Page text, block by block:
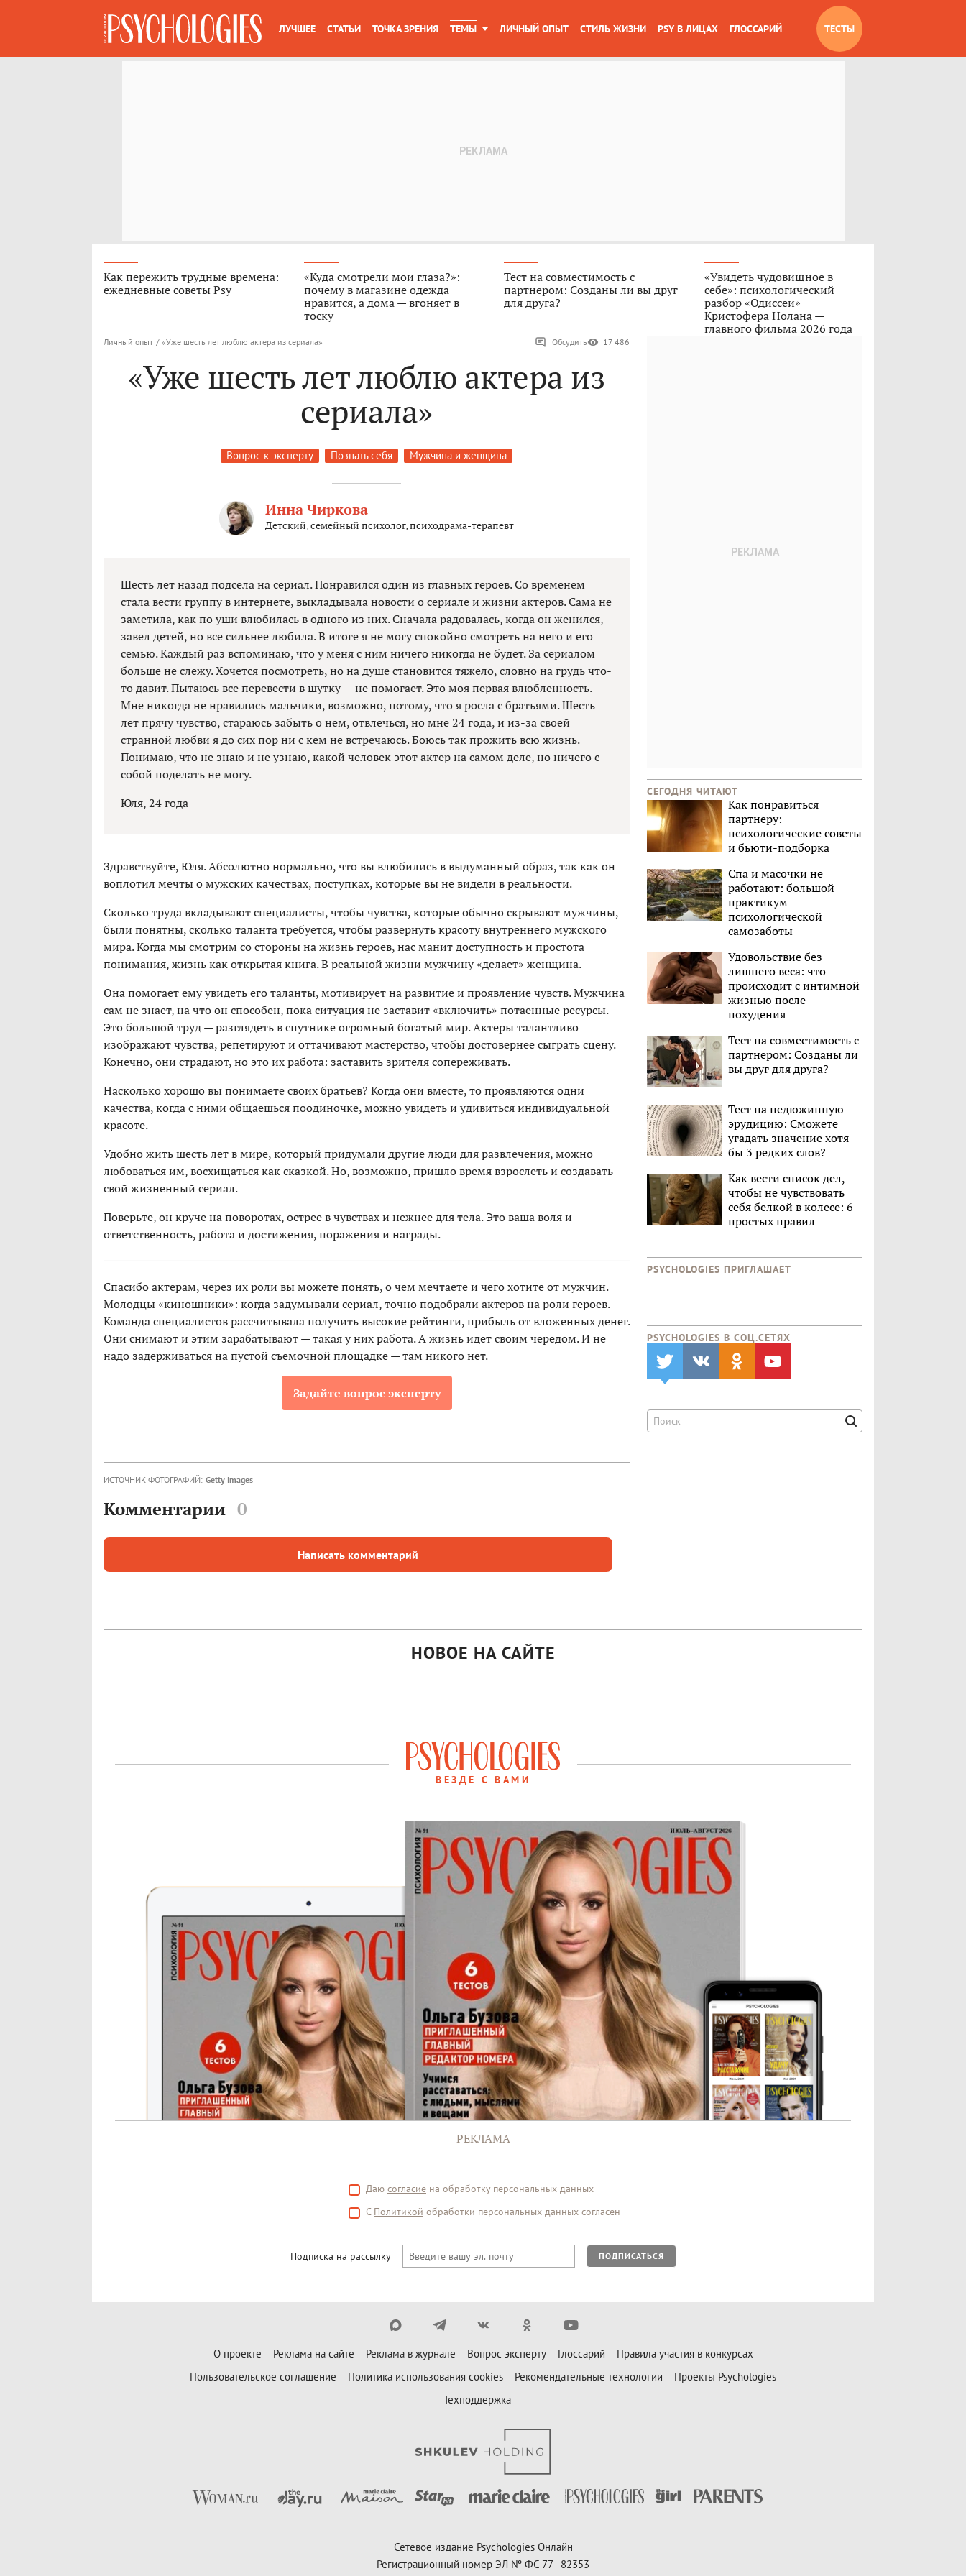
ЛУЧШЕЕ СТАТЬИ ТОЧКА ЗРЕНИЯ ТЕМЫ ЛИЧНЫЙ ОПЫТ СТИЛЬ ЖИЗНИ PSY В ЛИЦАХ ГЛОССАРИЙ ТЕСТЫ
Как пережить трудные времена:
ежедневные советы Psy
«Куда смотрели мои глаза?»:
почему в магазине одежда
нравится, а дома — вгоняет в
тоску
Тест на совместимость с
партнером: Созданы ли вы друг
для друга?
«Увидеть чудовищное в
себе»: психологический
разбор «Одиссеи»
Кристофера Нолана —
главного фильма 2026 года
Личный опыт / «Уже шесть лет люблю актера из сериала» Обсудить 17 486
«Уже шесть лет люблю актера из
сериала»
Вопрос к эксперту Познать себя Мужчина и женщина
Инна Чиркова
Детский, семейный психолог, психодрама-терапевт
Шесть лет назад подсела на сериал. Понравился один из главных героев. Со временем
стала вести группу в интернете, выкладывала новости о сериале и жизни актеров. Сама не
заметила, как по уши влюбилась в одного из них. Сначала радовалась, когда он женился,
завел детей, но все сильнее любила. В итоге я не могу спокойно смотреть на него и его
семью. Каждый раз вспоминаю, что у меня с ним ничего никогда не будет. За сериалом
больше не слежу. Хочется посмотреть, но на душе становится тяжело, словно на грудь что-
то давит. Пытаюсь все перевести в шутку — не помогает. Это моя первая влюбленность.
Мне никогда не нравились мальчики, возможно, потому, что я росла с братьями. Шесть
лет прячу чувство, стараюсь забыть о нем, отвлечься, но мне 24 года, и из-за своей
странной любви я до сих пор ни с кем не встречаюсь. Боюсь так прожить всю жизнь.
Понимаю, что не знаю и не узнаю, какой человек этот актер на самом деле, но ничего с
собой поделать не могу.
Юля, 24 года
Здравствуйте, Юля. Абсолютно нормально, что вы влюбились в выдуманный образ, так как он
воплотил мечты о мужских качествах, поступках, которые вы не видели в реальности.
Сколько труда вкладывают специалисты, чтобы чувства, которые обычно скрывают мужчины,
были понятны, сколько таланта требуется, чтобы развернуть красоту внутреннего мужского
мира. Когда мы смотрим со стороны на жизнь героев, нас манит доступность и простота
понимания, жизнь как открытая книга. В реальной жизни мужчину «делает» женщина.
Она помогает ему увидеть его таланты, мотивирует на развитие и проявление чувств. Мужчина
сам не знает, на что он способен, пока ситуация не заставит «включить» потаенные ресурсы.
Это большой труд — разглядеть в спутнике огромный богатый мир. Актеры талантливо
изображают чувства, репетируют и оттачивают мастерство, чтобы достовернее сыграть сцену.
Конечно, они страдают, но это их работа: заставить зрителя сопереживать.
Насколько хорошо вы понимаете своих братьев? Когда они вместе, то проявляются одни
качества, когда с ними общаешься поодиночке, можно увидеть и удивиться индивидуальной
красоте.
Удобно жить шесть лет в мире, который придумали другие люди для развлечения, можно
любоваться им, восхищаться как сказкой. Но, возможно, пришло время взрослеть и создавать
свой жизненный сериал.
Поверьте, он круче на поворотах, острее в чувствах и нежнее для тела. Это ваша воля и
ответственность, работа и достижения, поражения и награды.
Спасибо актерам, через их роли вы можете понять, о чем мечтаете и чего хотите от мужчин.
Молодцы «киношники»: когда задумывали сериал, точно подобрали актеров на роли героев.
Команда специалистов рассчитывала получить высокие рейтинги, прибыль от вложенных денег.
Они снимают и этим зарабатывают — такая у них работа. А жизнь идет своим чередом. И не
надо задерживаться на пустой съемочной площадке — там никого нет.
Задайте вопрос эксперту
ИСТОЧНИК ФОТОГРАФИЙ: Getty Images
Комментарии 0
Написать комментарий
СЕГОДНЯ ЧИТАЮТ
Как понравиться
партнеру:
психологические советы
и бьюти-подборка
Спа и масочки не
работают: большой
практикум
психологической
самозаботы
Удовольствие без
лишнего веса: что
происходит с интимной
жизнью после
похудения
Тест на совместимость с
партнером: Созданы ли
вы друг для друга?
Тест на недюжинную
эрудицию: Сможете
угадать значение хотя
бы 3 редких слов?
Как вести список дел,
чтобы не чувствовать
себя белкой в колесе: 6
простых правил
PSYCHOLOGIES ПРИГЛАШАЕТ
PSYCHOLOGIES В CОЦ.СЕТЯХ
НОВОЕ НА САЙТЕ
ВЕЗДЕ С ВАМИ
РЕКЛАМА
Даю согласие на обработку персональных данных
С Политикой обработки персональных данных согласен
Подписка на рассылку ПОДПИСАТЬСЯ
О проекте Реклама на сайте Реклама в журнале Вопрос эксперту Глоссарий
Правила участия в конкурсах
Пользовательское соглашение
Политика использования cookies Рекомендательные технологии
Проекты Psychologies
Техподдержка
Сетевое издание Psychologies Онлайн
Регистрационный номер ЭЛ № ФС 77 - 82353